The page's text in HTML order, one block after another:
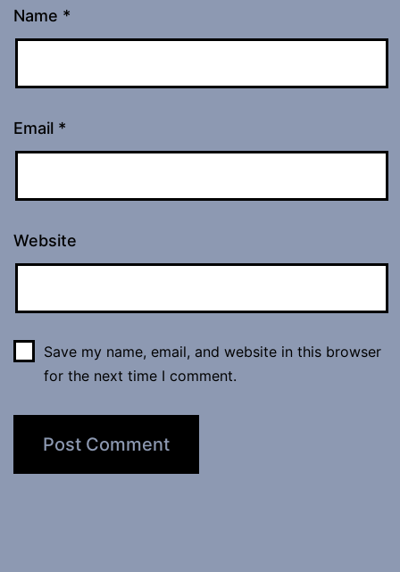
Name *
Email *
Website
Save my name, email, and website in this browser
for the next time I comment.